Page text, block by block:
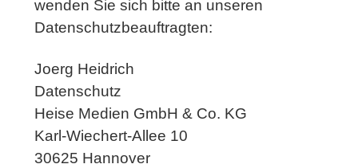
wenden Sie sich bitte an unseren
Datenschutzbeauftragten:
Joerg Heidrich
Datenschutz
Heise Medien GmbH & Co. KG
Karl-Wiechert-Allee 10
30625 Hannover